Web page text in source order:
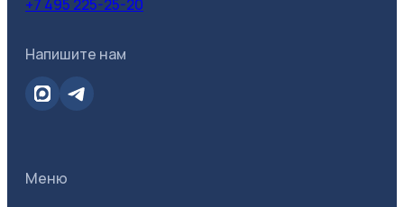
+7 495 225-25-20
Напишите нам
Меню